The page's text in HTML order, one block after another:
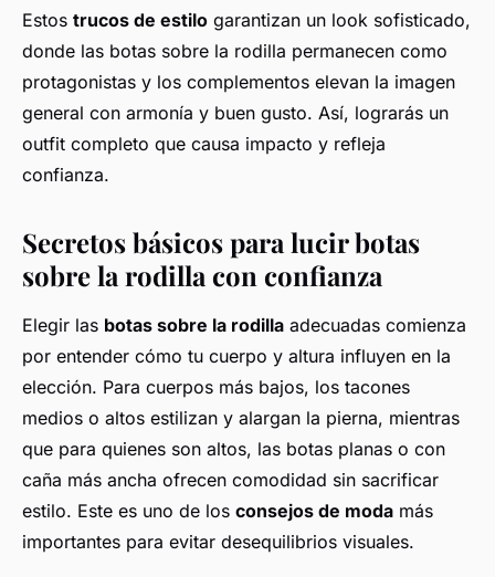
Estos trucos de estilo garantizan un look sofisticado,
donde las botas sobre la rodilla permanecen como
protagonistas y los complementos elevan la imagen
general con armonía y buen gusto. Así, lograrás un
outfit completo que causa impacto y refleja
confianza.
Secretos básicos para lucir botas
sobre la rodilla con confianza
Elegir las botas sobre la rodilla adecuadas comienza
por entender cómo tu cuerpo y altura influyen en la
elección. Para cuerpos más bajos, los tacones
medios o altos estilizan y alargan la pierna, mientras
que para quienes son altos, las botas planas o con
caña más ancha ofrecen comodidad sin sacrificar
estilo. Este es uno de los consejos de moda más
importantes para evitar desequilibrios visuales.